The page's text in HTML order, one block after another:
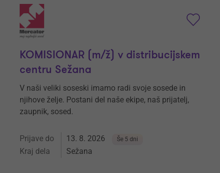
KOMISIONAR (m/ž) v distribucijskem
centru Sežana
V naši veliki soseski imamo radi svoje sosede in
njihove želje. Postani del naše ekipe, naš prijatelj,
zaupnik, sosed.
Prijave do 13. 8. 2026 Še 5 dni
Kraj dela Sežana